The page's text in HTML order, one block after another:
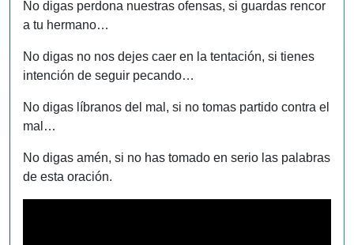
No digas perdona nuestras ofensas, si guardas rencor
a tu hermano…
No digas no nos dejes caer en la tentación, si tienes
intención de seguir pecando…
No digas líbranos del mal, si no tomas partido contra el
mal…
No digas amén, si no has tomado en serio las palabras
de esta oración.